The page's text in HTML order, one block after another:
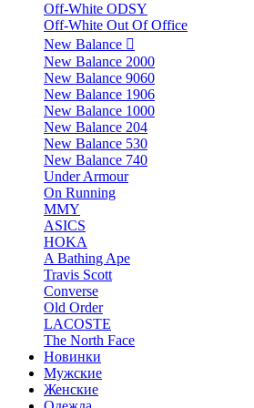
Off-White ODSY
Off-White Out Of Office
New Balance
New Balance 2000
New Balance 9060
New Balance 1906
New Balance 1000
New Balance 204
New Balance 530
New Balance 740
Under Armour
On Running
MMY
ASICS
HOKA
A Bathing Ape
Travis Scott
Converse
Old Order
LACOSTE
The North Face
Новинки
Мужские
Женские